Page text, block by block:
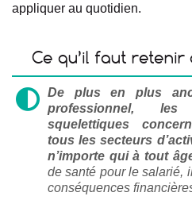
appliquer au quotidien.
Ce qu’il faut retenir
De plus en plus
professionnel,
squelettiques
tous les secteurs
n’importe qui à tout
de santé pour le salarié,
conséquences